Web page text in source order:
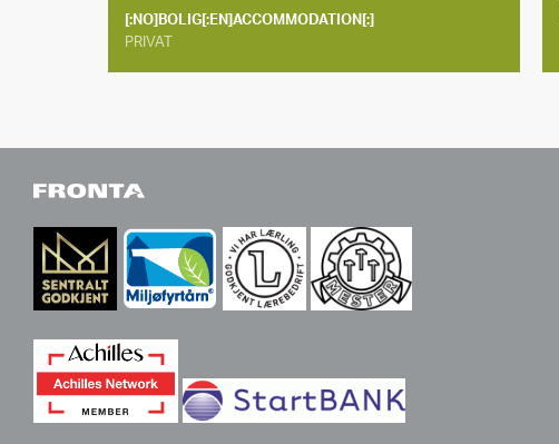
[:NO]BOLIG[:EN]ACCOMMODATION[:]
PRIVAT